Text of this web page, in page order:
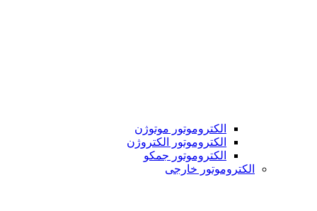
الکتروموتور موتوژن
الکتروموتور الکتروژن
الکتروموتور جمکو
الکتروموتور خارجی